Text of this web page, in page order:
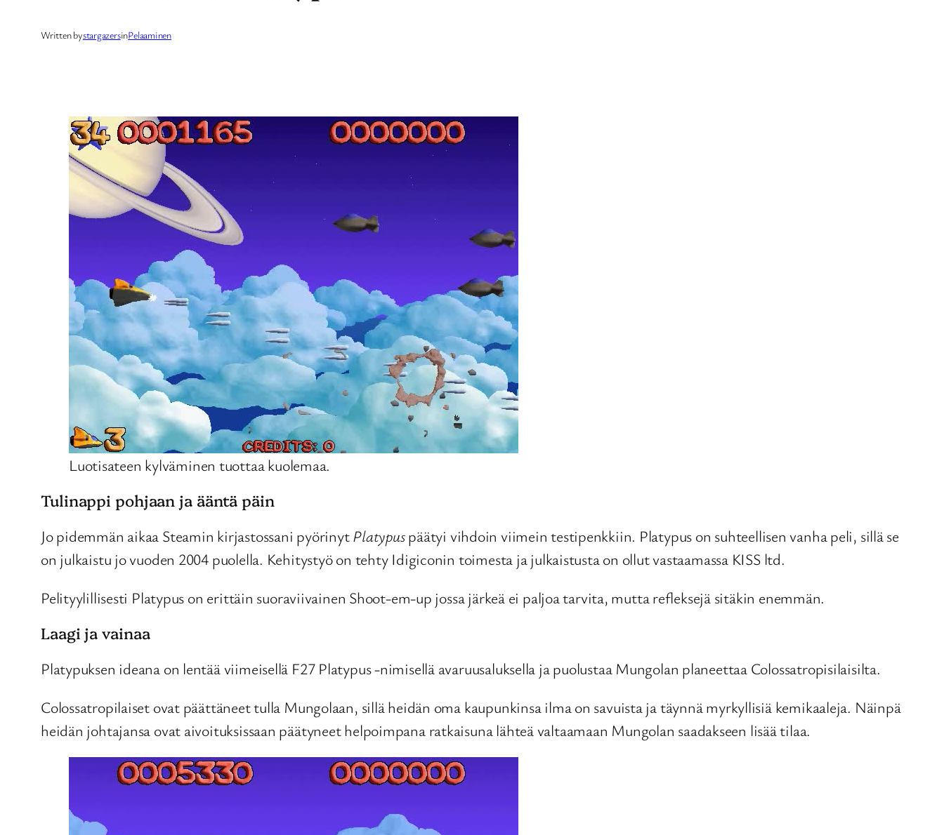
Written bystargazersinPelaaminen
Luotisateen kylväminen tuottaa kuolemaa.
Tulinappi pohjaan ja ääntä päin
Jo pidemmän aikaa Steamin kirjastossani pyörinytPlatypuspäätyi vihdoin viimein testipenkkiin. Platypus on suhteellisen vanha peli, sillä se
on julkaistu jo vuoden 2004 puolella. Kehitystyö on tehty Idigiconin toimesta ja julkaistusta on ollut vastaamassa KISS ltd.
Pelityylillisesti Platypus on erittäin suoraviivainen Shoot-em-up jossa järkeä ei paljoa tarvita, mutta refleksejä sitäkin enemmän.
Laagi ja vainaa
Platypuksen ideana on lentää viimeisellä F27 Platypus -nimisellä avaruusaluksella ja puolustaa Mungolan planeettaa Colossatropisilaisilta.
Colossatropilaiset ovat päättäneet tulla Mungolaan, sillä heidän oma kaupunkinsa ilma on savuista ja täynnä myrkyllisiä kemikaaleja. Näinpä
heidän johtajansa ovat aivoituksissaan päätyneet helpoimpana ratkaisuna lähteä valtaamaan Mungolan saadakseen lisää tilaa.